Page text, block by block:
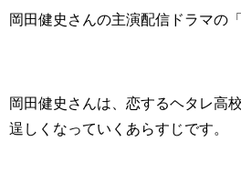
岡田健史さんの主演配信ドラマの
岡田健史さんは、恋するヘタレ高
逞しくなっていくあらすじです。